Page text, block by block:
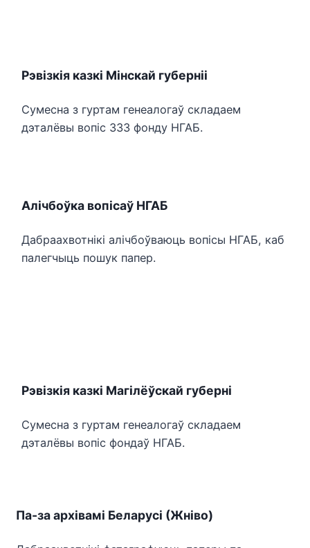
Рэвізкія казкі Мінскай губерніі
Сумесна з гуртам генеалогаў складаем
дэталёвы вопіс 333 фонду НГАБ.
Алічбоўка вопісаў НГАБ
Дабраахвотнікі алічбоўваюць вопісы НГАБ, каб
палегчыць пошук папер.
Рэвізкія казкі Магілёўскай губерні
Сумесна з гуртам генеалогаў складаем
дэталёвы вопіс фондаў НГАБ.
Па-за архівамі Беларусі (Жніво)